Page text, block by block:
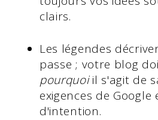
clairs.
Les légendes
passe ; votre blog
pourquoiil s'agit de
exigences de Google
d'intention.